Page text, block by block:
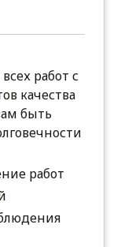
работ с
качества
быть
работ